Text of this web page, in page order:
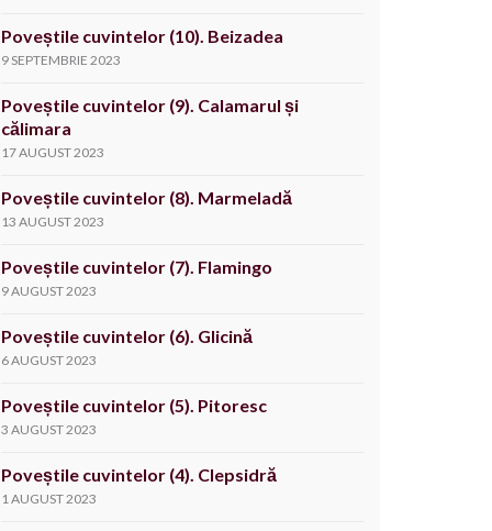
Poveștile cuvintelor (10). Beizadea
9 SEPTEMBRIE 2023
Poveștile cuvintelor (9). Calamarul și
călimara
17 AUGUST 2023
Poveștile cuvintelor (8). Marmeladă
13 AUGUST 2023
Poveștile cuvintelor (7). Flamingo
9 AUGUST 2023
Poveștile cuvintelor (6). Glicină
6 AUGUST 2023
Poveștile cuvintelor (5). Pitoresc
3 AUGUST 2023
Poveștile cuvintelor (4). Clepsidră
1 AUGUST 2023